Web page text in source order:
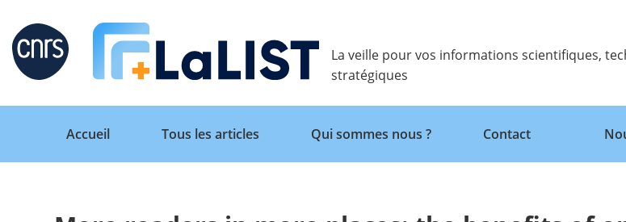
Retour
La veille pour vos informations scientifiques,
stratégiques
Retour
Accueil
Tous les articles Qui sommes nous ? Contact